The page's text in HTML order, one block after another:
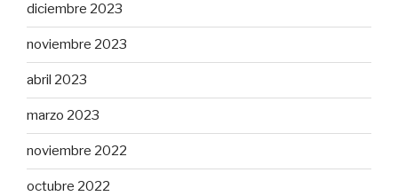
diciembre 2023
noviembre 2023
abril 2023
marzo 2023
noviembre 2022
octubre 2022